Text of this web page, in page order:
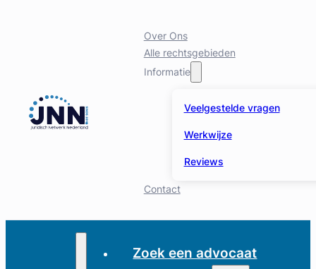
Over Ons
Alle rechtsgebieden
Informatie
Veelgestelde vragen
Werkwijze
Reviews
Contact
Zoek een advocaat